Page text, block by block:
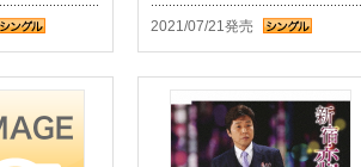
2021/07/21発売